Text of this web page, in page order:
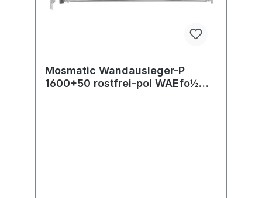
Mosmatic Wandausleger-P
1600+50 rostfrei-pol WAEfo½